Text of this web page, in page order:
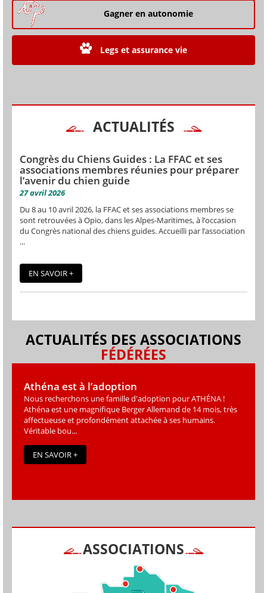
Gagner en autonomie
Legs et assurance vie
ACTUALITÉS
Congrès du Chiens Guides : La FFAC et ses
associations membres réunies pour préparer
l’avenir du chien guide
27 avril 2026
Du 8 au 10 avril 2026, la FFAC et ses associations membres se
sont retrouvées à Opio, dans les Alpes-Maritimes, à l’occasion
du Congrès national des chiens guides. Accueilli par l’association
...
EN SAVOIR +
ACTUALITÉS DES ASSOCIATIONS
FÉDÉRÉES
Athéna est à l’adoption
Nous recherchons une famille d'adoption pour ATHÉNA !
Athéna est une magniﬁque Berger Allemand de 14 mois, très
affectueuse et profondément attachée à ses humains.
Véritable bou...
EN SAVOIR +
ASSOCIATIONS